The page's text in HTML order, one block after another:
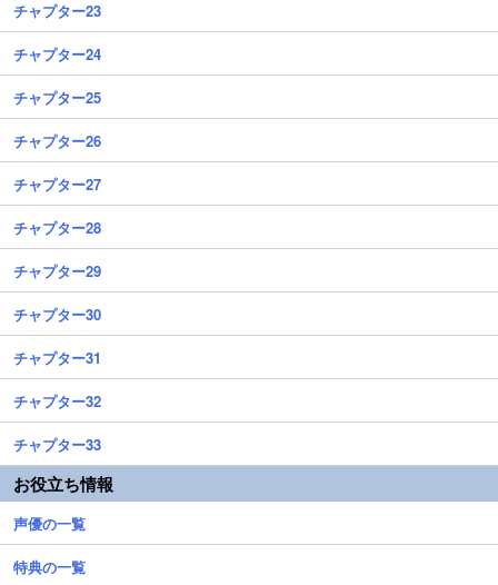
チャプター23
チャプター24
チャプター25
チャプター26
チャプター27
チャプター28
チャプター29
チャプター30
チャプター31
チャプター32
チャプター33
お役立ち情報
声優の一覧
特典の一覧